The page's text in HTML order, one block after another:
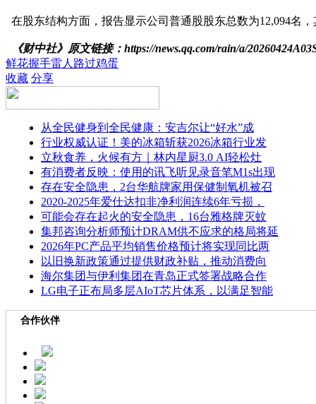
在股东结构方面，报告显示公司普通股股东总数为12,094名
《财中社》原文链接：https://news.qq.com/rain/a/
鲜花握手雷人 路过鸡蛋
收藏 分享
从全民健身到全民健康：安吉尔让“好水”成
行业权威认证！美的冰箱斩获2026冰箱行业发
立秋食养，火候有方｜林内星厨3.0 AI轻松灶
有消费者反映：使用的讯飞听见录音笔M1s出现
存在安全隐患，2台华航牌家用保健制氧机被召
2020-2025年爱仕达扣非净利润连续6年亏损，
可能会存在起火的安全隐患，16台雅格牌灭蚊
集邦咨询分析师预计DRAM供不应求的格局将延
2026年PC产品平均销售价格预计将实现同比两
以旧换新政策通过提供财政补贴，推动消费向
海尔集团与伊利集团在青岛正式签署战略合作
LG电子正布局多层AIoT芯片体系，以满足智能
合作伙伴